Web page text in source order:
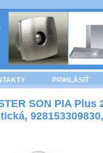
PRIHLÁSIŤ
SON PIA Plus